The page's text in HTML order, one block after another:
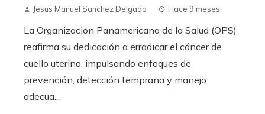
Jesus Manuel Sanchez Delgado Hace 9 meses
La Organización Panamericana de la Salud (OPS)
reafirma su dedicación a erradicar el cáncer de
cuello uterino, impulsando enfoques de
prevención, detección temprana y manejo
adecua...